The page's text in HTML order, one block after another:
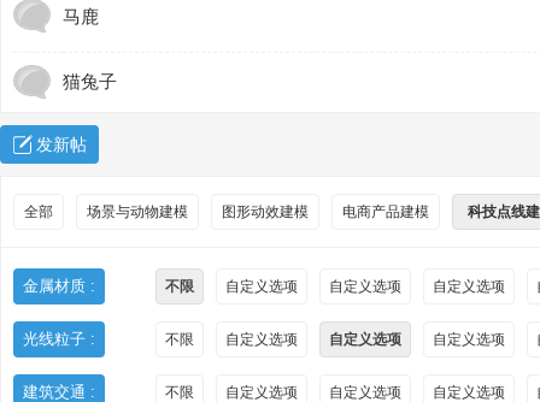
马鹿
猫兔子
发新帖
全部 场景与动物建模 图形动效建模 电商产品建模 科技点线
金属材质 : 不限 自定义选项 自定义选项 自定义选项
光线粒子 : 不限 自定义选项 自定义选项 自定义选项
建筑交通 : 不限 自定义选项 自定义选项 自定义选项